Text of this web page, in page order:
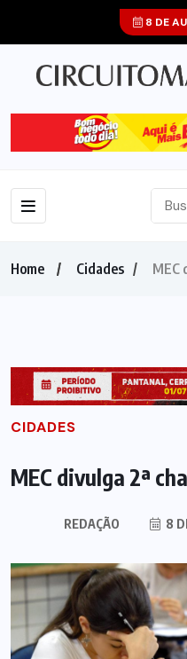
8 DE
Home Cidades MEC
CIDADES
MEC divulga 2ª
REDAÇÃO 8